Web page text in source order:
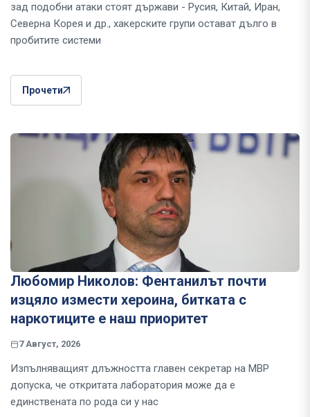
зад подобни атаки стоят държави - Русия, Китай, Иран,
Северна Корея и др., хакерските групи остават дълго в
пробитите системи
Прочети
Любомир Николов: Фентанилът почти
изцяло измести хероина, битката с
наркотиците е наш приоритет
7 Август, 2026
Изпълняващият длъжността главен секретар на МВР
допуска, че откритата лаборатория може да е
единствената по рода си у нас